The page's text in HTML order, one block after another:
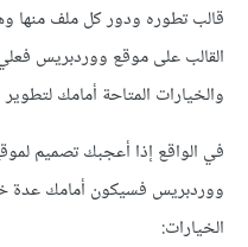
قالب تطوره ودور كل ملف منها
القالب على موقع ووردبريس
والخيارات المتاحة أمامك
في الواقع إذا أعجبك تصميم
ووردبريس فسيكون أمامك عدة
الخيارات: